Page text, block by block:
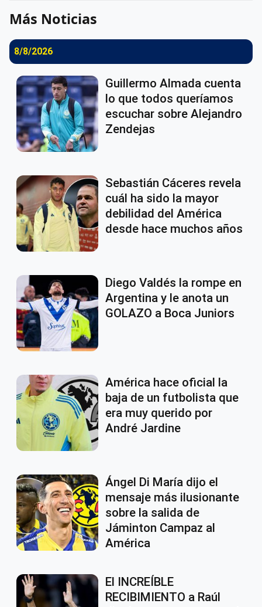
Más Noticias
8/8/2026
Guillermo Almada cuenta
lo que todos queríamos
escuchar sobre Alejandro
Zendejas
Sebastián Cáceres revela
cuál ha sido la mayor
debilidad del América
desde hace muchos años
Diego Valdés la rompe en
Argentina y le anota un
GOLAZO a Boca Juniors
América hace oficial la
baja de un futbolista que
era muy querido por
André Jardine
Ángel Di María dijo el
mensaje más ilusionante
sobre la salida de
Jáminton Campaz al
América
El INCREÍBLE
RECIBIMIENTO a Raúl